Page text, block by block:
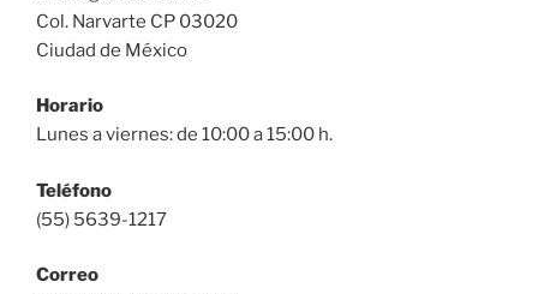
Col. Narvarte CP 03020
Ciudad de México
Horario
Lunes a viernes: de 10:00 a 15:00 h.
Teléfono
(55) 5639-1217
Correo